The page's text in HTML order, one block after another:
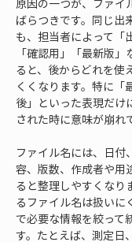
原因の一つが、ファイ
ばらつきです。同じ出
も、担当者によって「
「確認用」「最新版
ると、後からどれを使
くくなります。特に「
後」といった表現だけ
された時に意味が崩れ
ファイル名には、日付
容、版数、作成者や用
ると整理しやすくなり
るファイル名は扱いに
で必要な情報を絞って
す。たとえば、測定日